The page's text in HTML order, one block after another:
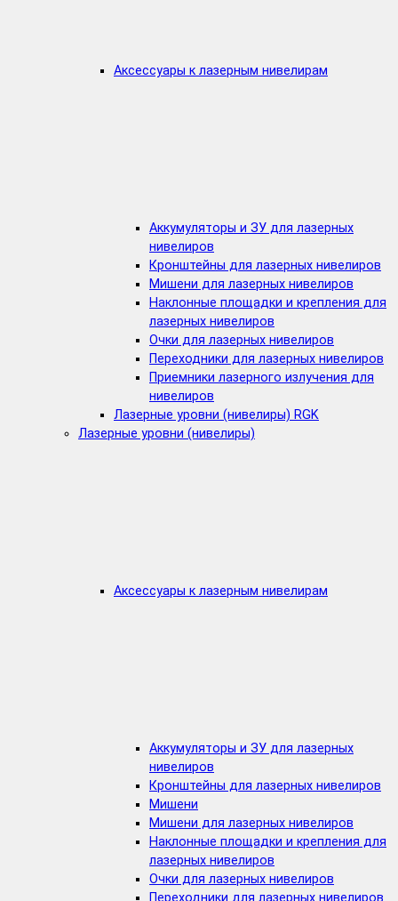
Аксессуары к лазерным нивелирам
Аккумуляторы и ЗУ для лазерных
нивелиров
Кронштейны для лазерных нивелиров
Мишени для лазерных нивелиров
Наклонные площадки и крепления для
лазерных нивелиров
Очки для лазерных нивелиров
Переходники для лазерных нивелиров
Приемники лазерного излучения для
нивелиров
Лазерные уровни (нивелиры) RGK
Лазерные уровни (нивелиры)
Аксессуары к лазерным нивелирам
Аккумуляторы и ЗУ для лазерных
нивелиров
Кронштейны для лазерных нивелиров
Мишени
Мишени для лазерных нивелиров
Наклонные площадки и крепления для
лазерных нивелиров
Очки для лазерных нивелиров